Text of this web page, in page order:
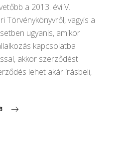
a 2013. évi V.
Törvénykönyvről, vagyis a
ugyanis, amikor
kapcsolatba
akkor szerződést
lehet akár írásbeli,